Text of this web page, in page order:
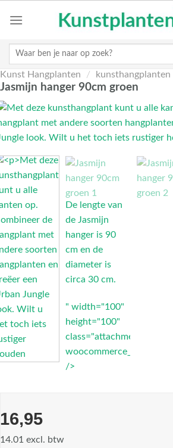
Zoeken
Kunst Hangplanten / kunsthangplanten
Jasmijn hanger 90cm groen
De lengte van
de Jasmijn
hanger is 90
cm en de
diameter is
circa 30 cm.
" width="100"
height="100"
class="attachment-
woocommerce_thumbnail"
/>
16,95
14.01 excl. btw